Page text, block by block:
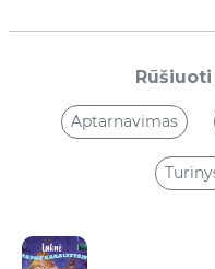
Aptarnavimas